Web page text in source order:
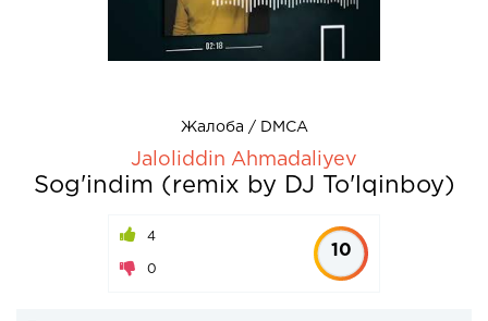
Жалоба / DMCA
Jaloliddin Ahmadaliyev
Sog'indim (remix by DJ To'lqinboy)
4
0
10